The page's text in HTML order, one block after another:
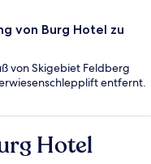
von Burg Hotel zu
von Skigebiet Feldberg
entfernt.
Hotel